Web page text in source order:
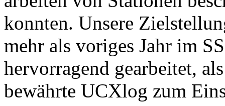
konnten. Unsere
mehr als voriges Jahr im
hervorragend gearbeitet,
bewährte UCXlog zum